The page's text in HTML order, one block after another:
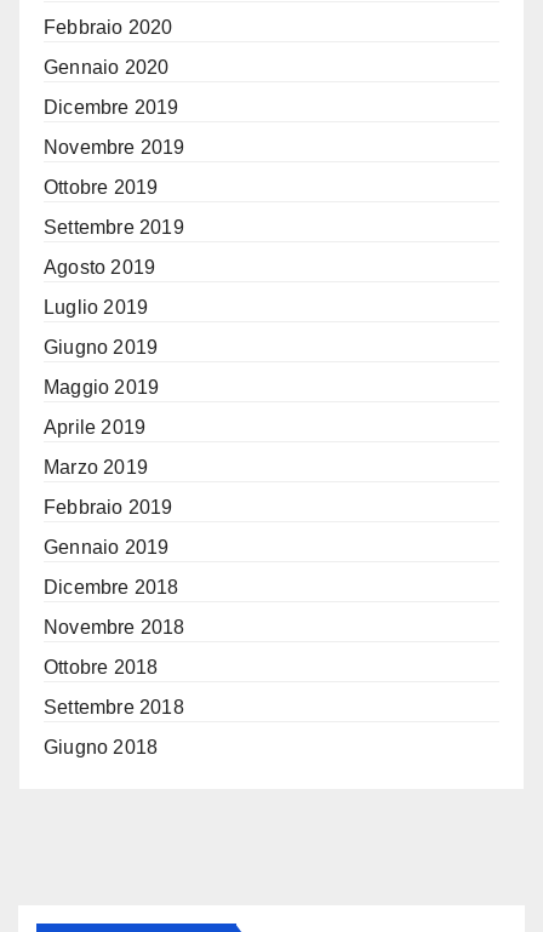
Febbraio 2020
Gennaio 2020
Dicembre 2019
Novembre 2019
Ottobre 2019
Settembre 2019
Agosto 2019
Luglio 2019
Giugno 2019
Maggio 2019
Aprile 2019
Marzo 2019
Febbraio 2019
Gennaio 2019
Dicembre 2018
Novembre 2018
Ottobre 2018
Settembre 2018
Giugno 2018